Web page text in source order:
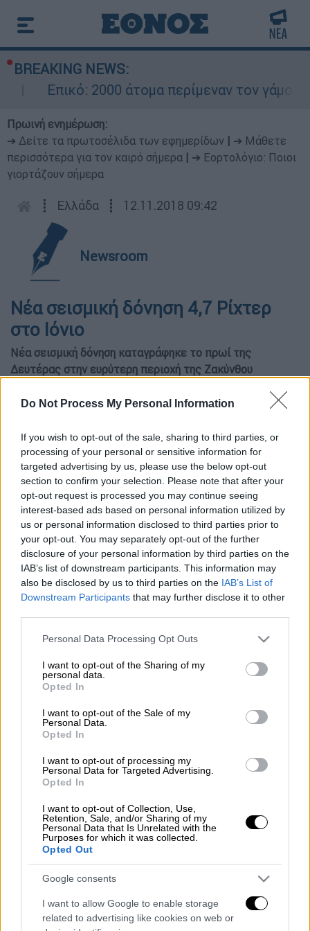
Do Not Process My Personal Information
If you wish to opt-out of the sale, sharing to third parties, or
processing of your personal or sensitive information for
targeted advertising by us, please use the below opt-out
section to confirm your selection. Please note that after your
opt-out request is processed you may continue seeing
interest-based ads based on personal information utilized by
us or personal information disclosed to third parties prior to
your opt-out. You may separately opt-out of the further
disclosure of your personal information by third parties on the
IAB’s list of downstream participants. This information may
also be disclosed by us to third parties on the IAB’s List of
Downstream Participants that may further disclose it to other
Please note that this website/app uses one or more Google
not limited to your visit or usage behaviour. You may click to
grant or deny consent to Google and its third-party tags to
use your data for below specified purposes in below Google
consent section.
Personal Data Processing Opt Outs
I want to opt-out of the Sharing of my
personal data.
Opted In
I want to opt-out of the Sale of my
Personal Data.
Opted In
I want to opt-out of processing my
Personal Data for Targeted Advertising.
Opted In
I want to opt-out of Collection, Use,
Retention, Sale, and/or Sharing of my
Personal Data that Is Unrelated with the
Purposes for which it was collected.
Opted Out
Google consents
I want to allow Google to enable storage
related to advertising like cookies on web or
BREAKING NEWS:
Επικό: 2000 άτομα περίμεναν τον γάμο
Πρωινή ενημέρωση:
➔ Δείτε τα πρωτοσέλιδα των εφημερίδων
➔ Μάθετε
περισσότερα για τον καιρό σήμερα
➔ Εορτολόγιο: Ποιοι
γιορτάζουν σήμερα
┋ Ελλάδα ┋ 12.11.2018 09:42
Newsroom
Νέα σεισμική δόνηση 4,7 Ρίχτερ
στο Ιόνιο
Νέα σεισμική δόνηση καταγράφηκε το πρωί της
Δευτέρας στην ευρύτερη περιοχή της Ζακύνθου
Προσθέστε το ΕΘΝΟΣ στη Google
Νέα ασθενή σεισμική δόνηση, μεγέθους 4,7
βαθμών της κλίμακας Ρίχτερ, που
προέρχεται από απόσταση 296 χλμ δυτικά/
νοτιοδυτικά της Αθήνας κατέγραψαν οι
σεισμογράφοι των τεσσάρων φορέων
Δικτύου, στις 08:50 ώρα Ελλάδος, όπως
ανακοίνωσε το το Γεωδυναμικό Ινστιτούτο
του Εθνικού Αστεροσκοπείου Αθηνών.
Το επίκεντρο της δόνησης εντοπίζεται στον
θαλάσσιο χώρο 76 χλμ νοτια/νοτιοδυτικά
της Ζακύνθου.
Διαβάστε ακόμη
Από το Μίσιγκαν στον Λευκό Οίκο: Τι